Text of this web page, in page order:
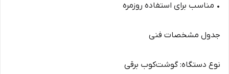
• مناسب برای استفاده روزمره
جدول مشخصات فنی
نوع دستگاه: گوشت‌کوب برقی